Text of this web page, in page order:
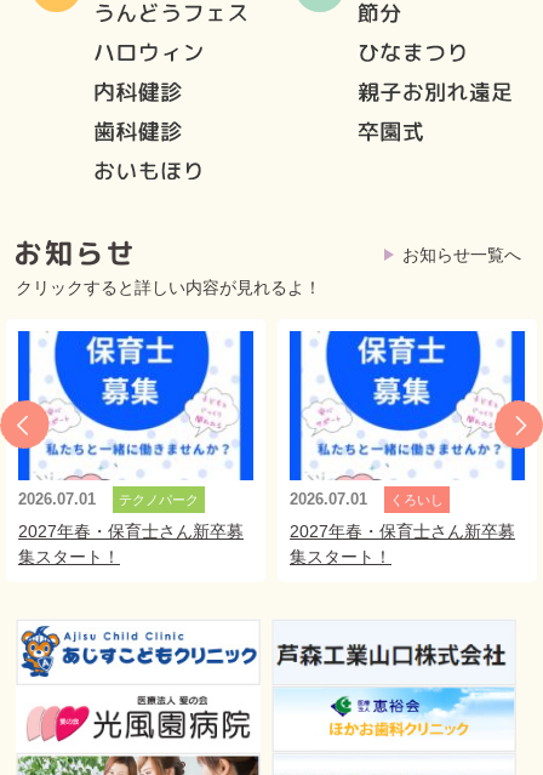
クリックすると詳しい内容が見れるよ！
2026.07.01 テクノパーク
2027年春・保育士さん新卒募
集スタート！
2026.07.01 くろいし
2027年春・保育士さん新卒募
集スタート！
お知らせ一覧へ